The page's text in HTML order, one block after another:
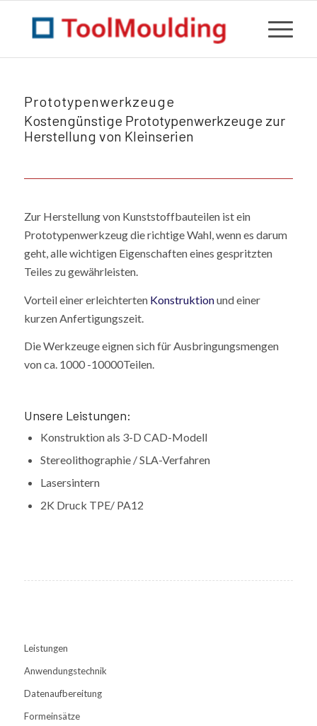
Prototypenwerkzeuge
Kostengünstige Prototypenwerkzeuge zur
Herstellung von Kleinserien
Zur Herstellung von Kunststoffbauteilen ist ein
Prototypenwerkzeug die richtige Wahl, wenn es darum
geht, alle wichtigen Eigenschaften eines gespritzten
Teiles zu gewährleisten.
Vorteil einer erleichterten Konstruktionund einer
kurzen Anfertigungszeit.
Die Werkzeuge eignen sich für Ausbringungsmengen
von ca. 1000 -10000Teilen.
Unsere Leistungen:
Konstruktion als 3-D CAD-Modell
Stereolithographie / SLA-Verfahren
Lasersintern
2K Druck TPE/ PA12
Leistungen
Anwendungstechnik
Datenaufbereitung
Formeinsätze